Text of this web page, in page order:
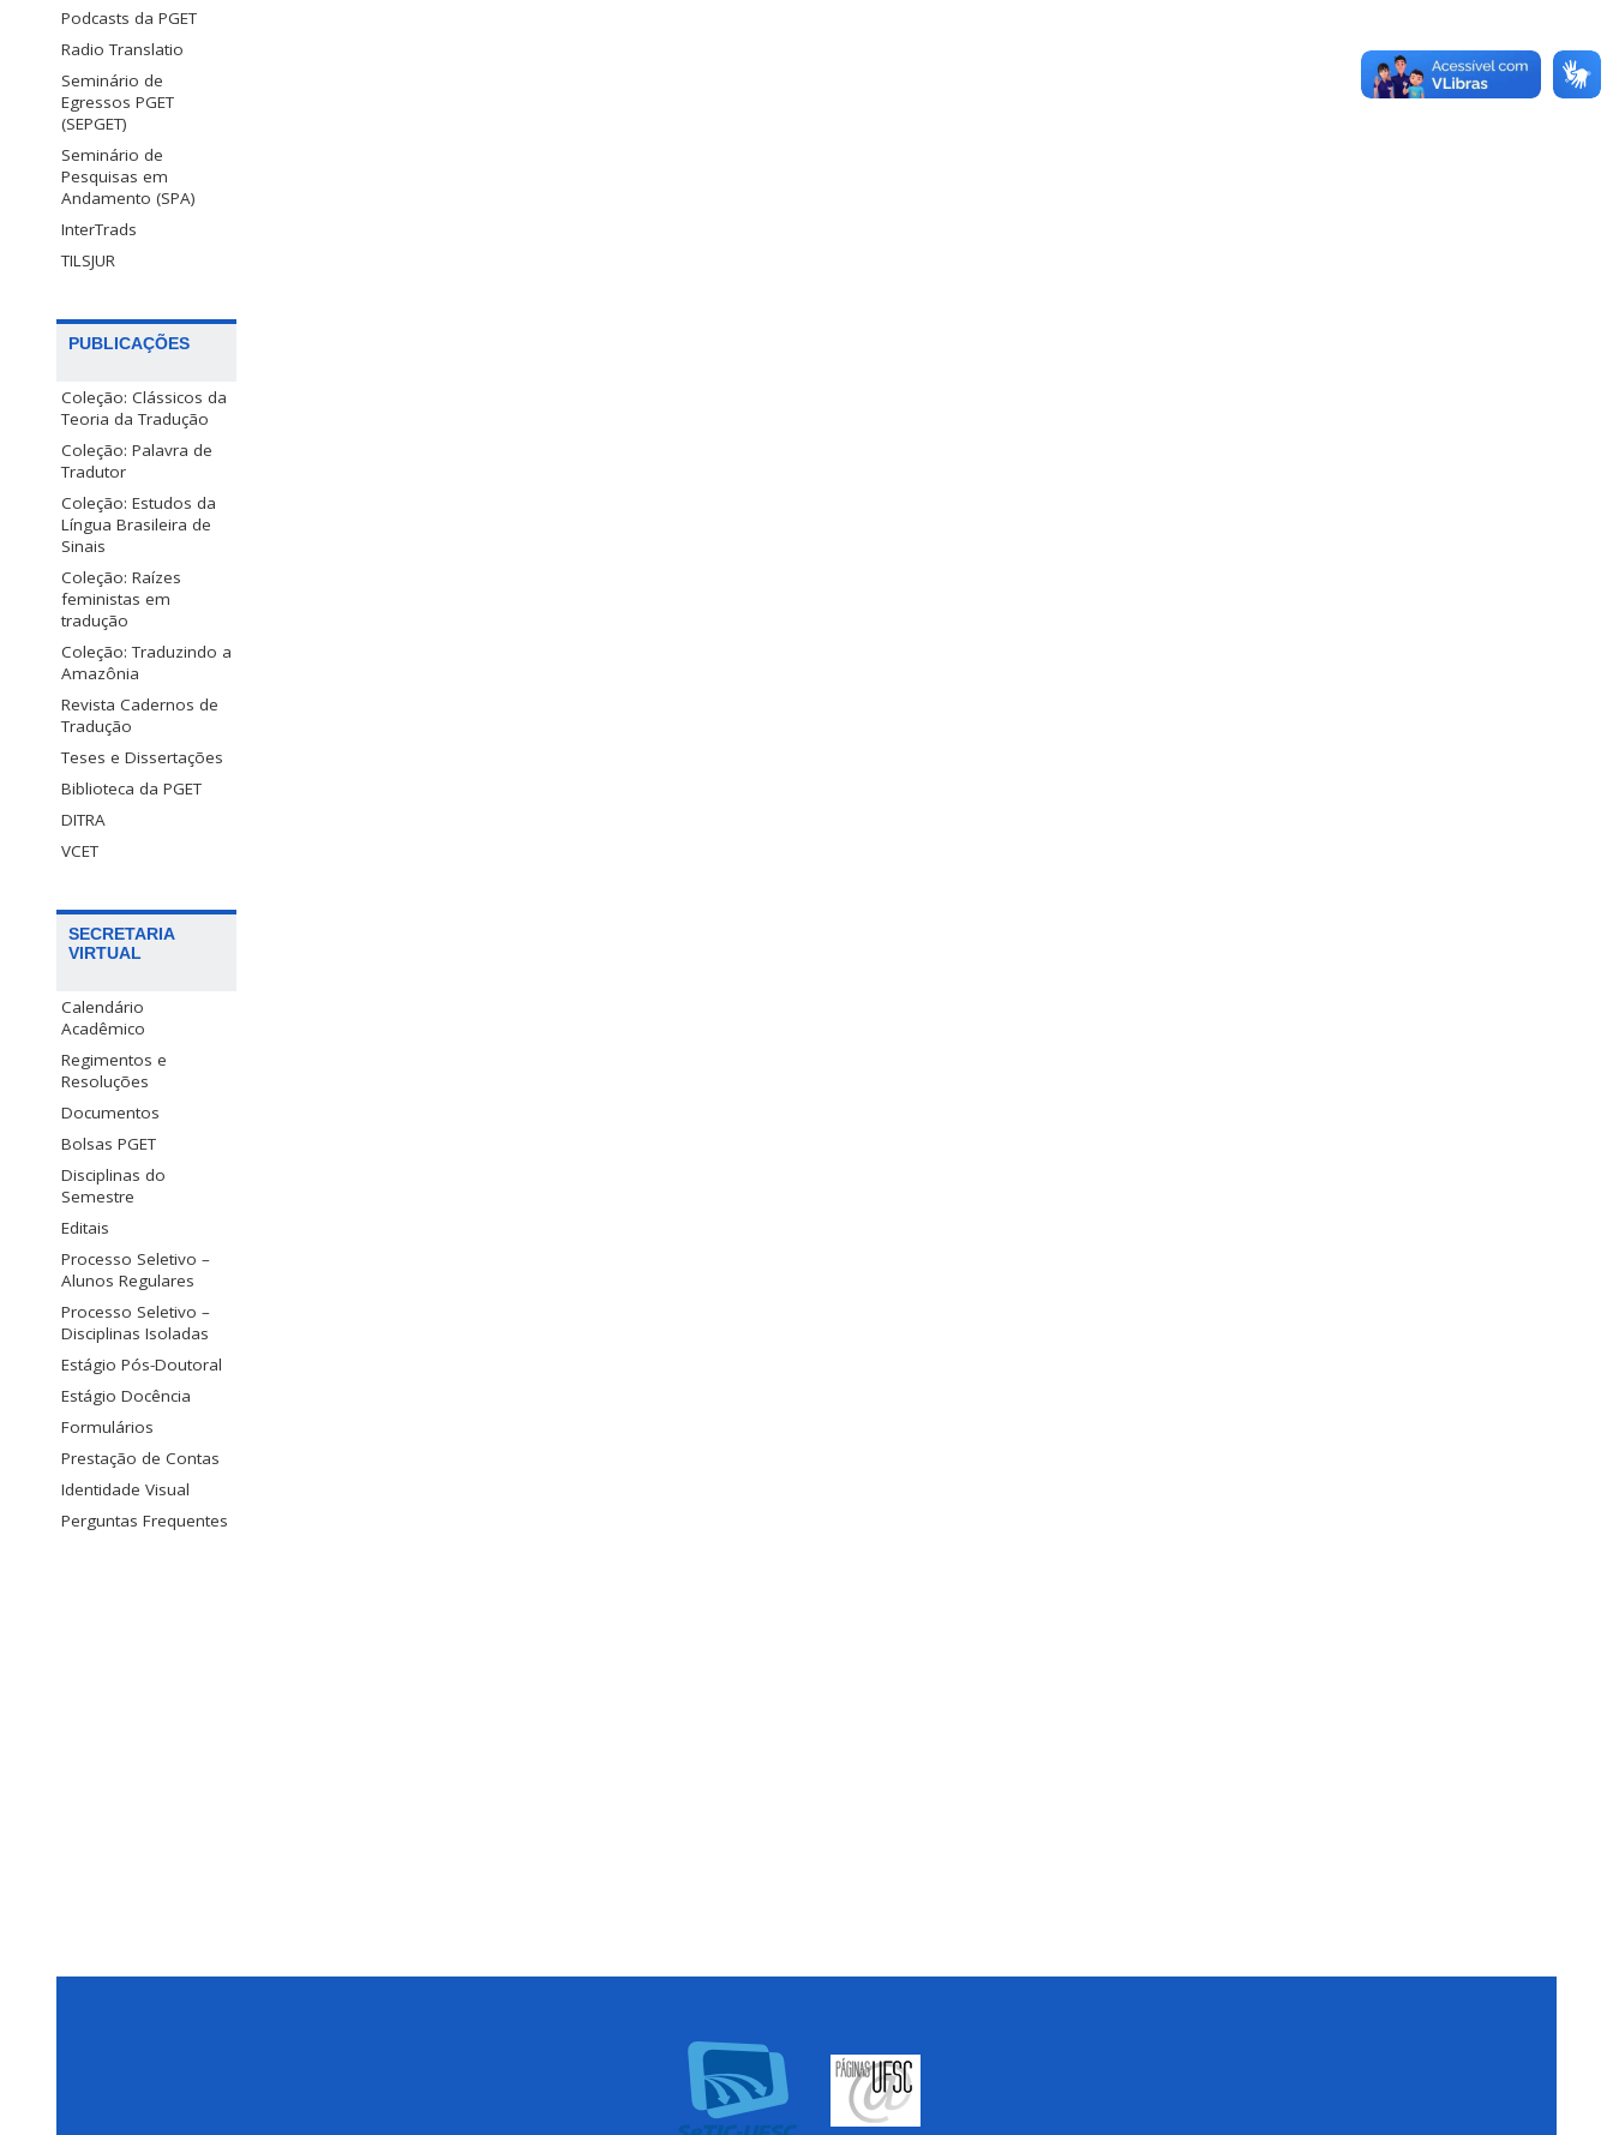
Podcasts da PGET
Radio Translatio
Seminário de
Egressos PGET
(SEPGET)
Seminário de
Pesquisas em
Andamento (SPA)
InterTrads
TILSJUR
PUBLICAÇÕES
Coleção: Clássicos da
Teoria da Tradução
Coleção: Palavra de
Tradutor
Coleção: Estudos da
Língua Brasileira de
Sinais
Coleção: Raízes
feministas em
tradução
Coleção: Traduzindo a
Amazônia
Revista Cadernos de
Tradução
Teses e Dissertações
Biblioteca da PGET
DITRA
VCET
SECRETARIA
VIRTUAL
Calendário
Acadêmico
Regimentos e
Resoluções
Documentos
Bolsas PGET
Disciplinas do
Semestre
Editais
Processo Seletivo –
Alunos Regulares
Processo Seletivo –
Disciplinas Isoladas
Estágio Pós-Doutoral
Estágio Docência
Formulários
Prestação de Contas
Identidade Visual
Perguntas Frequentes